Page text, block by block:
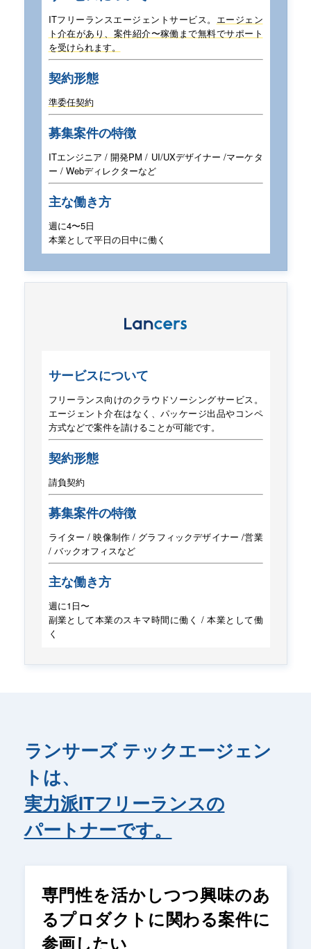
ITフリーランスエージェントサービス。 エージェン
ト介在があり、案件紹介〜稼働まで無料でサポート
を受けられます。
契約形態
準委任契約
募集案件の特徴
ITエンジニア / 開発PM / UI/UXデザイナー /マーケタ
ー / Webディレクターなど
主な働き方
週に4〜5日
本業として平日の日中に働く
サービスについて
フリーランス向けのクラウドソーシングサービス。
エージェント介在はなく、パッケージ出品やコンペ
方式などで案件を請けることが可能です。
契約形態
請負契約
募集案件の特徴
ライター / 映像制作 / グラフィックデザイナー /営業
/ バックオフィスなど
主な働き方
週に1日〜
副業として本業のスキマ時間に働く / 本業として働
く
ランサーズ テックエージェン
トは、
実力派ITフリーランスの
パートナーです。
専門性を活かしつつ興味のあ
るプロダクトに関わる案件に
参画したい